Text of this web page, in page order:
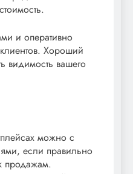
и оперативно
Хороший
видимость вашего
можно с
если правильно
продажам.